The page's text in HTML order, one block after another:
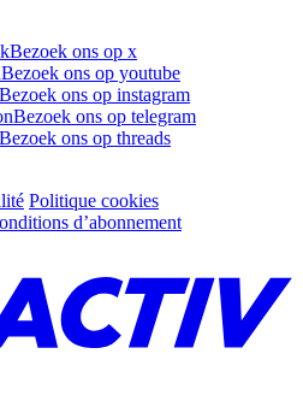
Bezoek ons op x
Bezoek ons op youtube
Bezoek ons op instagram
Bezoek ons op telegram
Bezoek ons op threads
Politique cookies
d’abonnement